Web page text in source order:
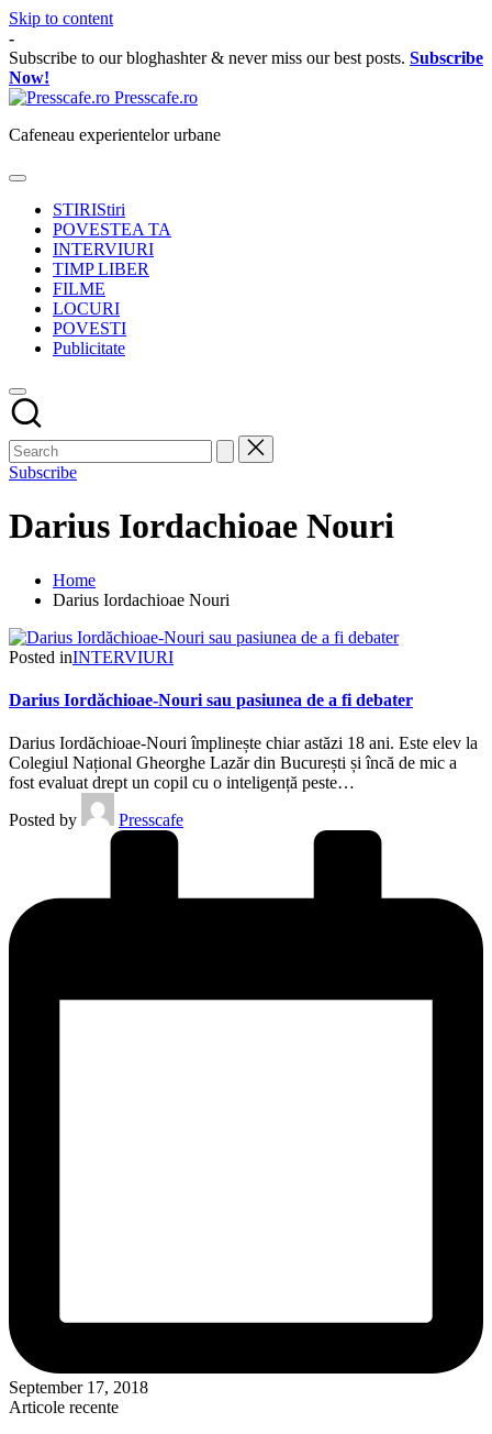
Skip to content
-
Subscribe to our bloghashter & never miss our best posts. Subscribe
Now!
Presscafe.ro
Cafeneau experientelor urbane
STIRIStiri
POVESTEA TA
INTERVIURI
TIMP LIBER
FILME
LOCURI
POVESTI
Publicitate
Subscribe
Darius Iordachioae Nouri
Home
Darius Iordachioae Nouri
Posted inINTERVIURI
Darius Iordăchioae-Nouri sau pasiunea de a fi debater
Darius Iordăchioae-Nouri împlinește chiar astăzi 18 ani. Este elev la
Colegiul Național Gheorghe Lazăr din București și încă de mic a
fost evaluat drept un copil cu o inteligență peste…
Posted by
Presscafe
September 17, 2018
Articole recente